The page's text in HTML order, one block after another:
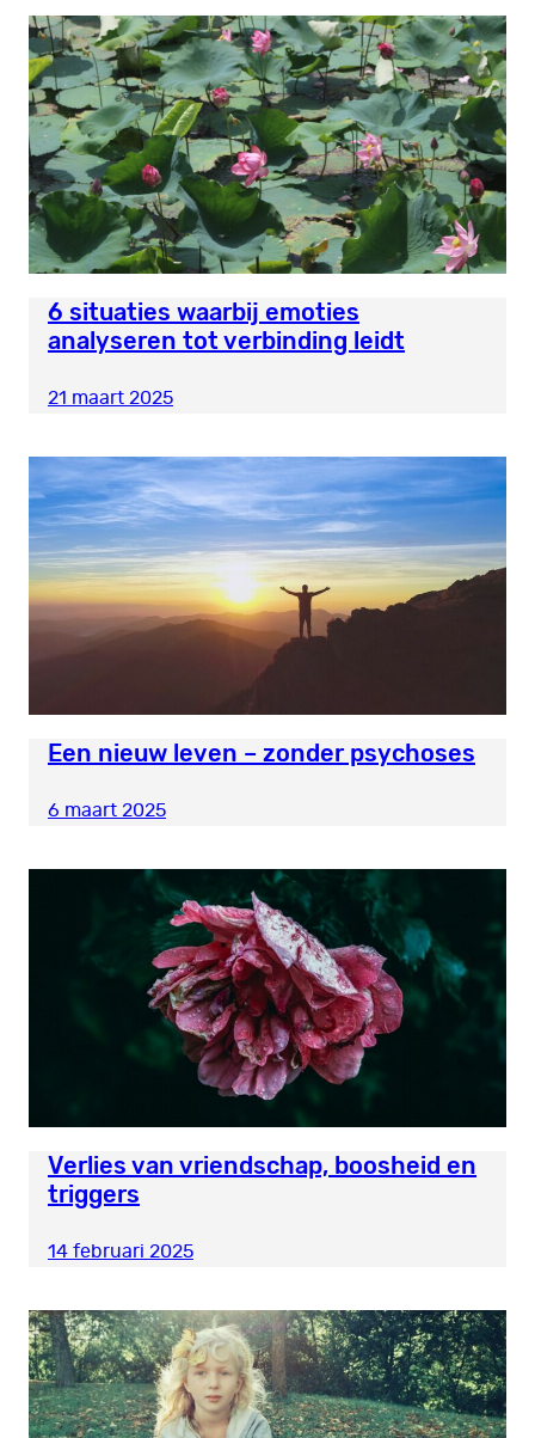
6 situaties waarbij emoties
analyseren tot verbinding leidt
21 maart 2025
Een nieuw leven – zonder psychoses
6 maart 2025
Verlies van vriendschap, boosheid en
triggers
14 februari 2025